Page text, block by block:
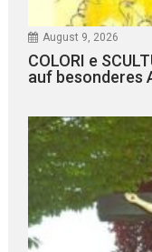
August 9, 2026
COLORI e
auf besonderes